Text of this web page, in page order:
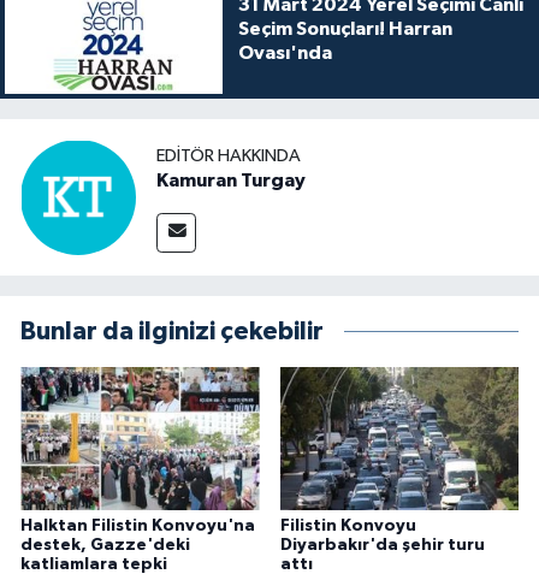
31 Mart 2024 Yerel Seçimi Canlı
Seçim Sonuçları! Harran
Ovası'nda
EDITÖR HAKKINDA
Kamuran Turgay
Bunlar da ilginizi çekebilir
Halktan Filistin Konvoyu'na
destek, Gazze'deki
katliamlara tepki
Filistin Konvoyu
Diyarbakır'da şehir turu
attı